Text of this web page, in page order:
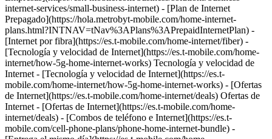
internet-services/small-business-internet) - [Plan de Internet
Prepagado](https://hola.metrobyt-mobile.com/home-internet-
plans.html?INTNAV=tNav%3APlans%3APrepaidInternetPlan) -
[Internet por fibra](https://es.t-mobile.com/home-internet/fiber) -
[Tecnología y velocidad de Internet](https://es.t-mobile.com/home-
internet/how-5g-home-internet-works) Tecnología y velocidad de
Internet - [Tecnología y velocidad de Internet](https://es.t-
mobile.com/home-internet/how-5g-home-internet-works) - [Ofertas
de Internet](https://es.t-mobile.com/home-internet/deals) Ofertas de
Internet - [Ofertas de Internet](https://es.t-mobile.com/home-
internet/deals) - [Combos de teléfono e Internet](https://es.t-
mobile.com/cell-phone-plans/phone-home-internet-bundle) -